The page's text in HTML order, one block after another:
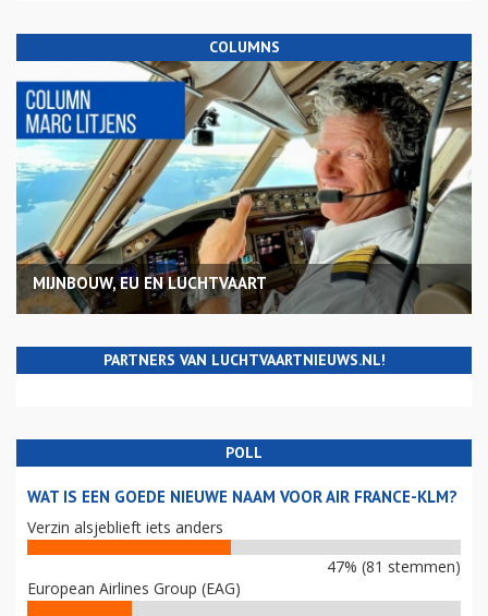
COLUMNS
MIJNBOUW, EU EN LUCHTVAART
PARTNERS VAN LUCHTVAARTNIEUWS.NL!
POLL
WAT IS EEN GOEDE NIEUWE NAAM VOOR AIR FRANCE-KLM?
Verzin alsjeblieft iets anders
47% (81 stemmen)
European Airlines Group (EAG)